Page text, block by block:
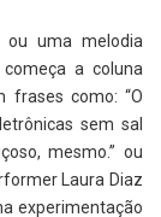
uma melodia
a coluna
frases como: “O
sem sal
mesmo.” ou
Laura Diaz
experimentação